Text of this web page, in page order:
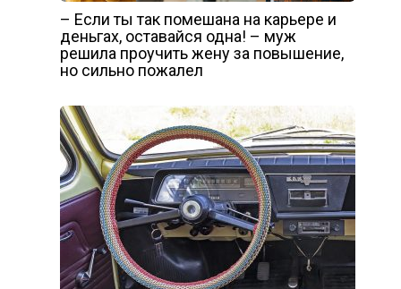
– Если ты так помешана на карьере и
деньгах, оставайся одна! – муж
решила проучить жену за повышение,
но сильно пожалел